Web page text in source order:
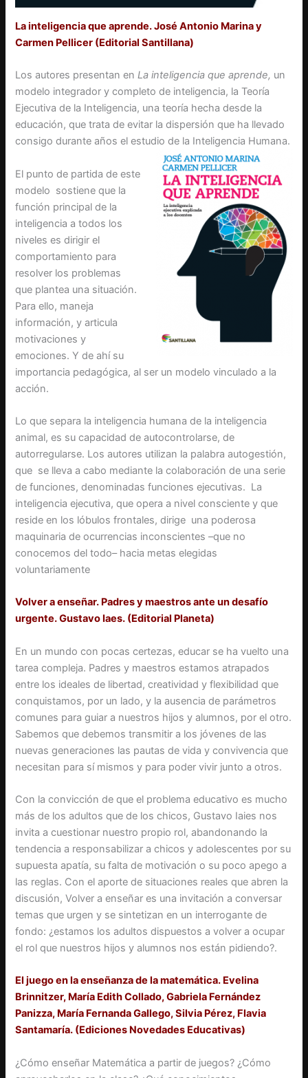
La inteligencia que aprende. José Antonio Marina y
Carmen Pellicer (Editorial Santillana)
Los autores presentan enLa inteligencia que aprende, un
modelo integrador y completo de inteligencia, la Teoría
Ejecutiva de la Inteligencia, una teoría hecha desde la
educación, que trata de evitar la dispersión que ha llevado
consigo durante años el estudio de la Inteligencia Humana.
El punto de partida de este
modelo sostiene que la
función principal de la
inteligencia a todos los
niveles es dirigir el
comportamiento para
resolver los problemas
que plantea una situación.
Para ello, maneja
información, y articula
motivaciones y
emociones. Y de ahí su
importancia pedagógica, al ser un modelo vinculado a la
acción.
Lo que separa la inteligencia humana de la inteligencia
animal, es su capacidad de autocontrolarse, de
autorregularse. Los autores utilizan la palabra autogestión,
que se lleva a cabo mediante la colaboración de una serie
de funciones, denominadas funciones ejecutivas. La
inteligencia ejecutiva, que opera a nivel consciente y que
reside en los lóbulos frontales, dirige una poderosa
maquinaria de ocurrencias inconscientes –que no
conocemos del todo– hacia metas elegidas
voluntariamente
Volver a enseñar. Padres y maestros ante un desafío
urgente. Gustavo Iaes. (Editorial Planeta)
En un mundo con pocas certezas, educar se ha vuelto una
tarea compleja. Padres y maestros estamos atrapados
entre los ideales de libertad, creatividad y flexibilidad que
conquistamos, por un lado, y la ausencia de parámetros
comunes para guiar a nuestros hijos y alumnos, por el otro.
Sabemos que debemos transmitir a los jóvenes de las
nuevas generaciones las pautas de vida y convivencia que
necesitan para sí mismos y para poder vivir junto a otros.
Con la convicción de que el problema educativo es mucho
más de los adultos que de los chicos, Gustavo Iaies nos
invita a cuestionar nuestro propio rol, abandonando la
tendencia a responsabilizar a chicos y adolescentes por su
supuesta apatía, su falta de motivación o su poco apego a
las reglas. Con el aporte de situaciones reales que abren la
discusión, Volver a enseñar es una invitación a conversar
temas que urgen y se sintetizan en un interrogante de
fondo: ¿estamos los adultos dispuestos a volver a ocupar
el rol que nuestros hijos y alumnos nos están pidiendo?.
El juego en la enseñanza de la matemática. Evelina
Brinnitzer, María Edith Collado, Gabriela Fernández
Panizza, María Fernanda Gallego, Silvia Pérez, Flavia
Santamaría. (Ediciones Novedades Educativas)
¿Cómo enseñar Matemática a partir de juegos? ¿Cómo